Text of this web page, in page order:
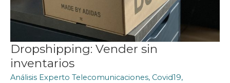
Dropshipping: Vender sin
inventarios
Análisis Experto Telecomunicaciones, Covid19,